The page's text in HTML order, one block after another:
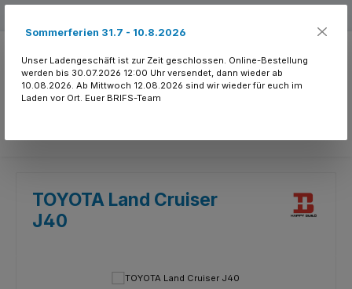
TOYOTA Land Cruiser
J40
Bildergalerie überspringen
Sommerferien 31.7 - 10.8.2026
Unser Ladengeschäft ist zur Zeit geschlossen. Online-Bestellung
werden bis 30.07.2026 12:00 Uhr versendet, dann wieder ab
10.08.2026. Ab Mittwoch 12.08.2026 sind wir wieder für euch im
Laden vor Ort. Euer BRIFS-Team